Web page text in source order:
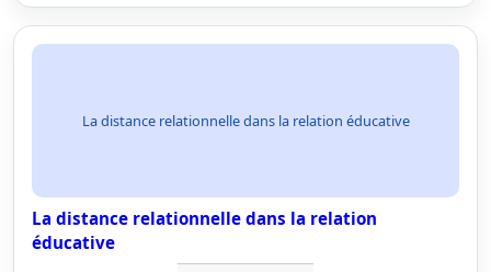
La distance relationnelle dans la relation éducative
La distance relationnelle dans la relation
éducative